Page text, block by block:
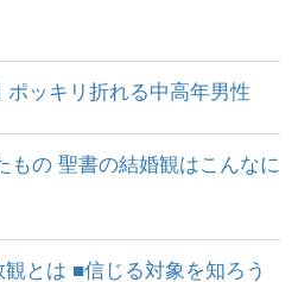
ッキリ折れる中高年男性
の 聖書の結婚観はこんなに
とは ■信じる対象を知ろう